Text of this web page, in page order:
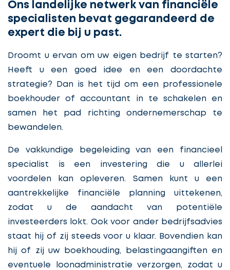
Ons landelijke netwerk van financiële
specialisten bevat gegarandeerd de
expert die bij u past.
Droomt u ervan om uw eigen bedrijf te starten?
Heeft u een goed idee en een doordachte
strategie? Dan is het tijd om een professionele
boekhouder of accountant in te schakelen en
samen het pad richting ondernemerschap te
bewandelen.
De vakkundige begeleiding van een financieel
specialist is een investering die u allerlei
voordelen kan opleveren. Samen kunt u een
aantrekkelijke financiële planning uittekenen,
zodat u de aandacht van potentiële
investeerders lokt. Ook voor ander bedrijfsadvies
staat hij of zij steeds voor u klaar. Bovendien kan
hij of zij uw boekhouding, belastingaangiften en
eventuele loonadministratie verzorgen, zodat u